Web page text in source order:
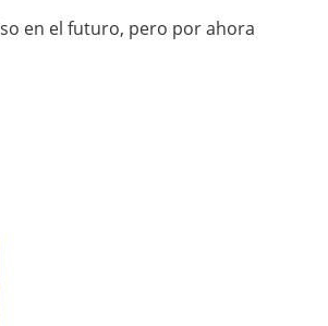
en el futuro, pero por ahora